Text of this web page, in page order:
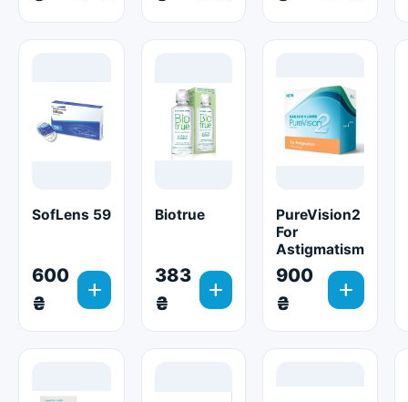
SofLens 59
600
₴
add
Biotrue
383
₴
add
PureVision2
For
Astigmatism
900
₴
add